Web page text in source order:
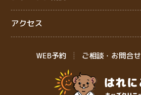
アクセス
WEB予約 ご相談・お問合せ